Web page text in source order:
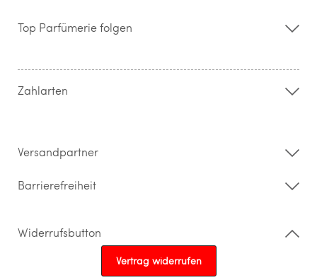
Storefinder
Kontakt
Widerrufsrecht & Rückgabebedingungen
Top Parfümerie folgen
Zahlarten
Versandpartner
Barrierefreiheit
Widerrufsbutton
Vertrag widerrufen